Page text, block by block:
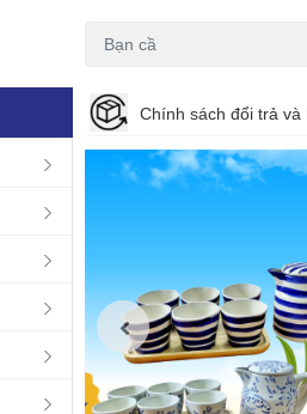
Chính sách đổi trả và